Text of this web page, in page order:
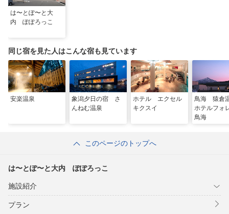
は〜とぽ〜と大
内 ぽぽろっこ
同じ宿を見た人はこんな宿も見ています
安楽温泉
象潟夕日の宿 さ
んねむ温泉
ホテル エクセル
キクスイ
鳥海 猿倉
ホテルフォ
鳥海
このページのトップへ
は〜とぽ〜と大内 ぽぽろっこ
施設紹介
プラン